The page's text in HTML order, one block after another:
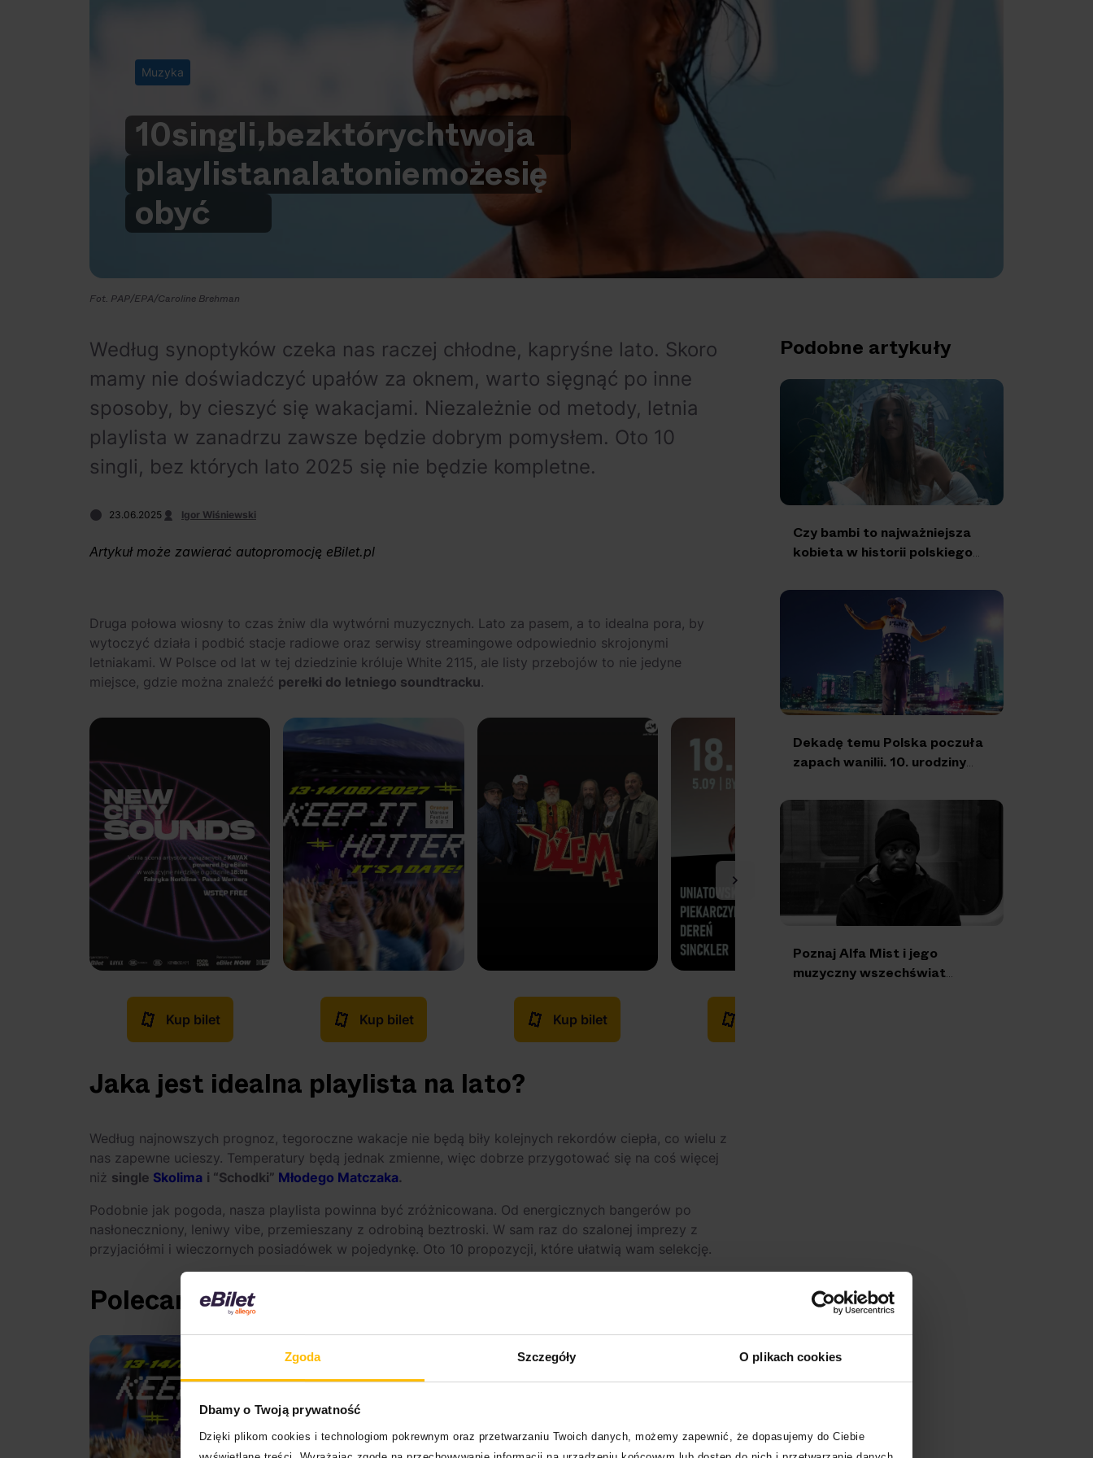
Zgoda Szczegóły O plikach cookies
Dbamy o Twoją prywatność
Dzięki plikom cookies i technologiom pokrewnym oraz przetwarzaniu Twoich danych, możemy zapewnić, że dopasujemy do Ciebie
Muzyka
10singli,bezktórychtwoja
playlistanalatoniemożesię
obyć
Fot. PAP/EPA/Caroline Brehman
Według synoptyków czeka nas raczej chłodne, kapryśne lato. Skoro
mamy nie doświadczyć upałów za oknem, warto sięgnąć po inne
sposoby, by cieszyć się wakacjami. Niezależnie od metody, letnia
playlista w zanadrzu zawsze będzie dobrym pomysłem. Oto 10
singli, bez których lato 2025 się nie będzie kompletne.
23.06.2025 Igor Wiśniewski
Artykuł może zawierać autopromocję eBilet.pl
Druga połowa wiosny to czas żniw dla wytwórni muzycznych. Lato za pasem, a to idealna pora, by
wytoczyć działa i podbić stacje radiowe oraz serwisy streamingowe odpowiednio skrojonymi
letniakami. W Polsce od lat w tej dziedzinie króluje White 2115, ale listy przebojów to nie jedyne
miejsce, gdzie można znaleźć perełki do letniego soundtracku.
Kup bilet Kup bilet Kup bilet
Jaka jest idealna playlista na lato?
Według najnowszych prognoz, tegoroczne wakacje nie będą biły kolejnych rekordów ciepła, co wielu z
nas zapewne ucieszy. Temperatury będą jednak zmienne, więc dobrze przygotować się na coś więcej
niż single Skolima i “Schodki” Młodego Matczaka.
Podobnie jak pogoda, nasza playlista powinna być zróżnicowana. Od energicznych bangerów po
nasłoneczniony, leniwy vibe, przemieszany z odrobiną beztroski. W sam raz do szalonej imprezy z
przyjaciółmi i wieczornych posiadówek w pojedynkę. Oto 10 propozycji, które ułatwią wam selekcję.
Polecamy na eBilet.pl
Podobne artykuły
Czy bambi to najważniejsza
kobieta w historii polskiego
Dekadę temu Polska poczuła
zapach wanilii. 10. urodziny
Micha
Poznaj Alfa Mist i jego
muzyczny wszechświat